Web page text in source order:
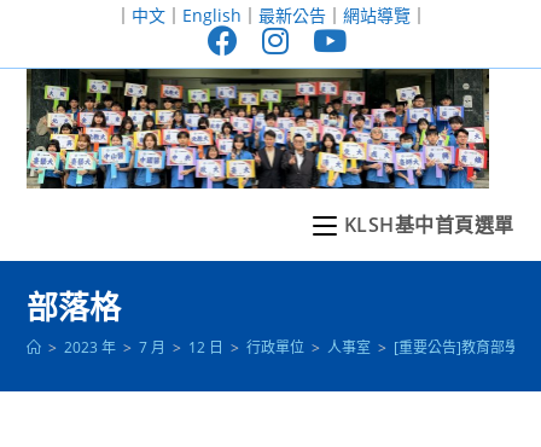
至
｜ 中文｜ English ｜ 最新公告｜ 網站導覽｜
KLSH基中首頁選單
部落格
> 2023 年 > 7 月 > 12 日 > 行政單位 > 人事室 > [重要公告]教育部學生